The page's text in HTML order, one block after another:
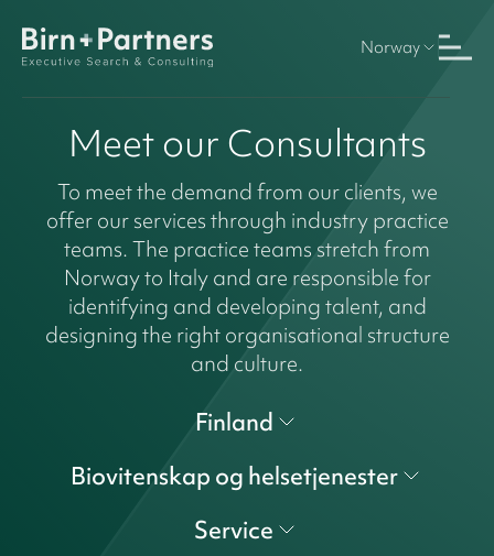
Norway
Meet our Consultants
To meet the demand from our clients, we
offer our services through industry practice
teams. The practice teams stretch from
Norway to Italy and are responsible for
identifying and developing talent, and
designing the right organisational structure
and culture.
Finland
Biovitenskap og helsetjenester
Service